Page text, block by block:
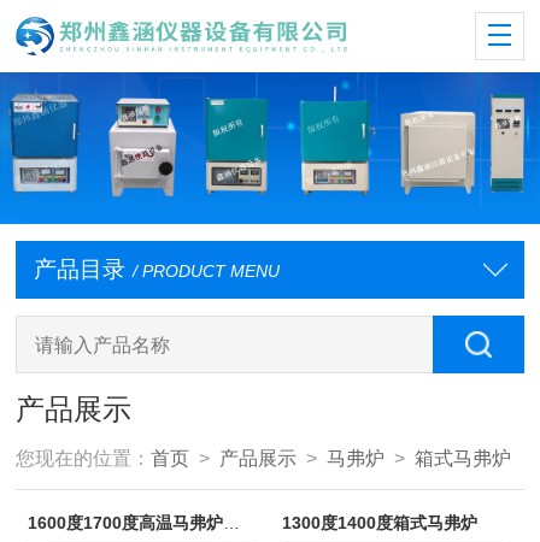
产品目录 / PRODUCT MENU
产品展示
您现在的位置：首页 > 产品展示 >马弗炉 >箱式马弗炉
1300度1400度箱式马弗炉